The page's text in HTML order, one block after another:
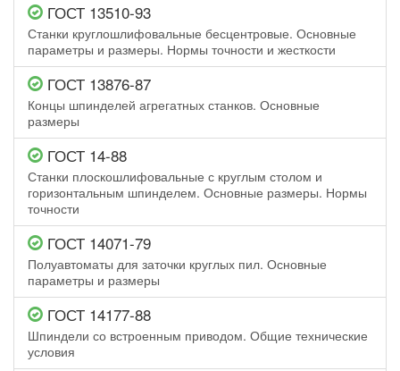
ГОСТ 13510-93
Станки круглошлифовальные бесцентровые. Основные
параметры и размеры. Нормы точности и жесткости
ГОСТ 13876-87
Концы шпинделей агрегатных станков. Основные
размеры
ГОСТ 14-88
Станки плоскошлифовальные с круглым столом и
горизонтальным шпинделем. Основные размеры. Нормы
точности
ГОСТ 14071-79
Полуавтоматы для заточки круглых пил. Основные
параметры и размеры
ГОСТ 14177-88
Шпиндели со встроенным приводом. Общие технические
условия